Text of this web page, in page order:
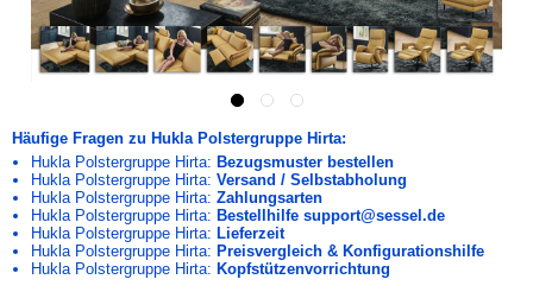
Häufige Fragen zu Hukla Polstergruppe Hirta:
Hukla Polstergruppe Hirta: Bezugsmuster bestellen
Hukla Polstergruppe Hirta: Versand / Selbstabholung
Hukla Polstergruppe Hirta: Zahlungsarten
Hukla Polstergruppe Hirta: Bestellhilfe support@sessel.de
Hukla Polstergruppe Hirta: Lieferzeit
Hukla Polstergruppe Hirta: Preisvergleich & Konfigurationshilfe
Hukla Polstergruppe Hirta: Kopfstützenvorrichtung